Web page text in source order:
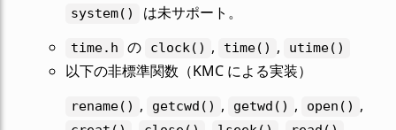
system() は未サポート。
time.h の clock() , time() , utime()
以下の非標準関数（KMC による実装）
rename() , getcwd() , getwd() , open() ,